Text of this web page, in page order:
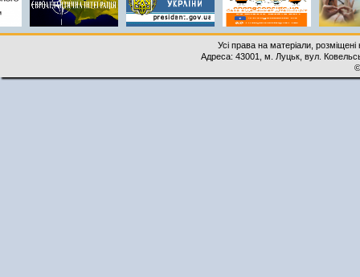
Усі права на матеріали,
Адреса: 43001, м. Луцьк, вул.